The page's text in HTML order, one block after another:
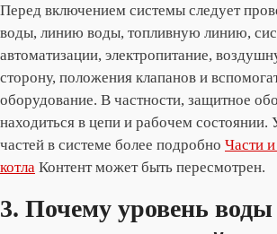
Перед включением системы следует
воды, линию воды, топливную линию,
автоматизации, электропитание,
сторону, положения клапанов и
оборудование. В частности, защитное
находиться в цепи и рабочем состоянии.
частей в системе более подробно Части
котла Контент может быть пересмотрен.
3. Почему уровень